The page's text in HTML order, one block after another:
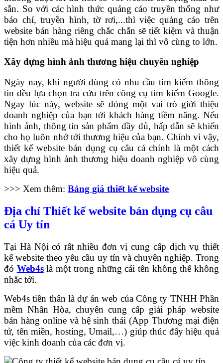
sẵn. So với các hình thức quảng cáo truyền thống như
báo chí, truyền hình, tờ rơi,...thì việc quảng cáo trên
website bán hàng riêng chắc chắn sẽ tiết kiệm và thuận
tiện hơn nhiều mà hiệu quả mang lại thì vô cùng to lớn.
Xây dựng hình ảnh thương hiệu chuyên nghiệp
Ngày nay, khi người dùng có nhu cầu tìm kiếm thông
tin đều lựa chọn tra cứu trên công cụ tìm kiếm Google.
Ngay lúc này, website sẽ đóng một vai trò giới thiệu
doanh nghiệp của bạn tới khách hàng tiềm năng. Nếu
hình ảnh, thông tin sản phẩm đầy đủ, hấp dẫn sẽ khiến
cho họ luôn nhớ tới thương hiệu của bạn. Chính vì vậy,
thiết kế website bán dụng cụ câu cá chính là một cách
xây dựng hình ảnh thương hiệu doanh nghiệp vô cùng
hiệu quả.
>>> Xem thêm: Bảng giá thiết kế website
Địa chỉ Thiết kế website bán dụng cụ câu
cá Uy tín
Tại Hà Nội có rất nhiều đơn vị cung cấp dịch vụ thiết
kế website theo yêu cầu uy tín và chuyên nghiệp. Trong
đó Web4slà một trong những cái tên không thể không
nhắc tới.
Web4stiền thân là dự án web của Công ty TNHH Phần
mềm Nhân Hòa, chuyên cung cấp giải pháp website
bán hàng online và hệ sinh thái (App Thương mại điện
tử, tên miền, hosting, Umail,…) giúp thúc đẩy hiệu quả
việc kinh doanh của các đơn vị.